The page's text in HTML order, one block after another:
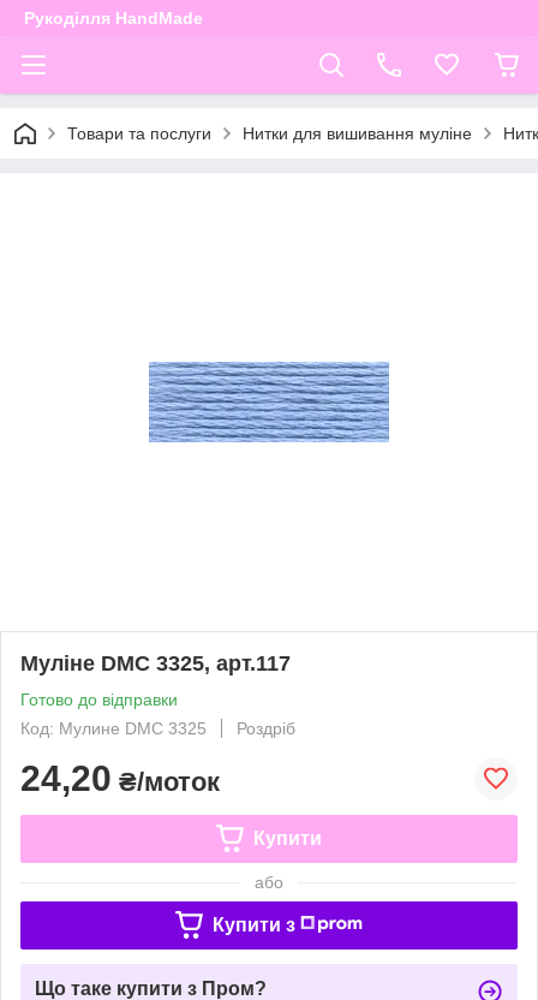
Рукоділля HandMade
Товари та послуги Нитки для вишивання муліне
Муліне DMC 3325, арт.117
Готово до відправки
Код: Мулине DMC 3325
Роздріб
24,20 ₴/моток
Купити
або
Купити з
Що таке купити з Пром?